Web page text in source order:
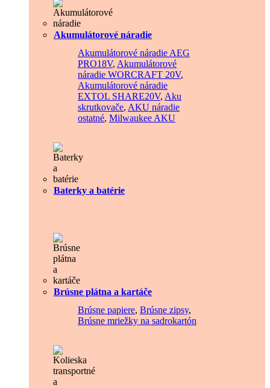
Akumulátorové náradie
Akumulátorové náradie AEG
PRO18V, Akumulátorové
náradie WORCRAFT 20V,
Akumulátorové náradie
EXTOL SHARE20V, Aku
skrutkovače, AKU náradie
ostatné, Milwaukee AKU
Baterky a batérie
Brúsne plátna a kartáče
Brúsne papiere, Brúsne zipsy,
Brúsne mriežky na sadrokartón